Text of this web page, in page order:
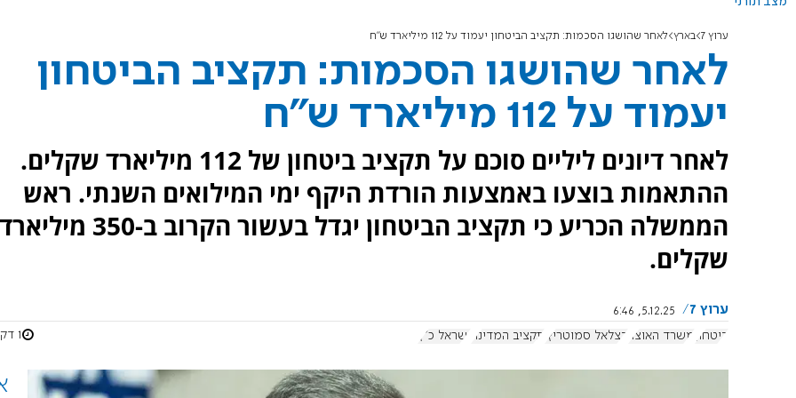
ערוץ 7 בארץ לאחר שהושגו הסכמות: תקציב הביטחון יעמוד על 112 מיליארד ש"ח
לאחר שהושגו הסכמות: תקציב הביטחון
יעמוד על 112 מיליארד ש"ח
לאחר דיונים ליליים סוכם על תקציב ביטחון של 112 מיליארד שקלים.
ההתאמות בוצעו באמצעות הורדת היקף ימי המילואים השנתי. ראש
הממשלה הכריע כי תקציב הביטחון יגדל בעשור הקרוב ב-350 מיליארד
שקלים.
ערוץ 7
5.12.25, 6:46
ביטחון
משרד האוצר בצלאל סמוטריץ' תקציב המדינה ישראל כ"ץ 1 דקות